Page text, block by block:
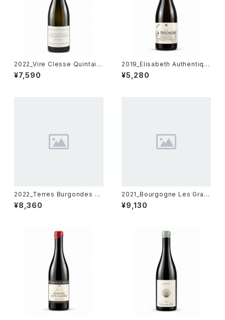
2022_Vire Clesse Quintain
e 【Guillemot Michel】750ml
¥7,590
2019_Elisabeth Authentiqu
e VdF【Chateau La Trochoir
e】750ml
¥5,280
2022_Terres Burgondes R
ouge IGP de Sainte Marie
La Blanche【E.Giboulot 】75
¥8,360
2021_Bourgogne Les Gran
ds Chaillots【Axelle March
ard de Gramont】750ml
¥9,130